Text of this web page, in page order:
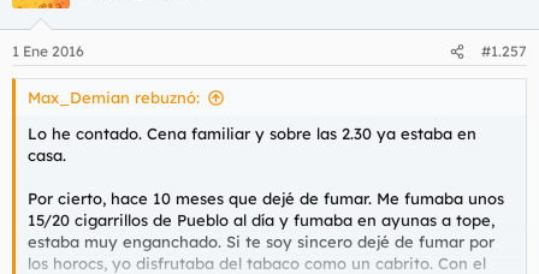
1 Ene 2016 #1.257
Max_Demian rebuznó:
Lo he contado. Cena familiar y sobre las 2.30 ya estaba en
casa.
Por cierto, hace 10 meses que dejé de fumar. Me fumaba unos
15/20 cigarrillos de Pueblo al día y fumaba en ayunas a tope,
estaba muy enganchado. Si te soy sincero dejé de fumar por
los horocs, yo disfrutaba del tabaco como un cabrito. Con el